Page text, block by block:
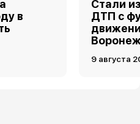
в
Стали
ДТП с
9 августа